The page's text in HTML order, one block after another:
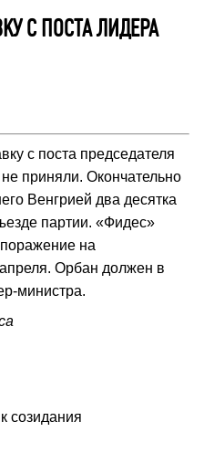
С ПОСТА ЛИДЕРА
с поста председателя
приняли. Окончательно
Венгрией два десятка
партии. «Фидес»
на
Орбан должен в
министра.
созидания